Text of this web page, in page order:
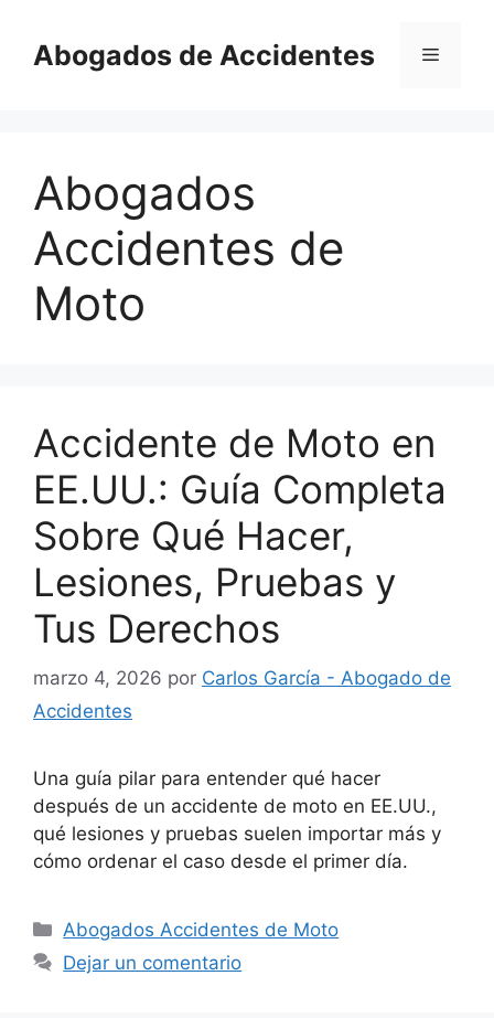
contenido
Abogados de Accidentes Menú
Abogados
Accidentes de
Moto
Accidente de Moto en
EE.UU.: Guía Completa
Sobre Qué Hacer,
Lesiones, Pruebas y
Tus Derechos
marzo 4, 2026 por Carlos García - Abogado de
Accidentes
Una guía pilar para entender qué hacer
después de un accidente de moto en EE.UU.,
qué lesiones y pruebas suelen importar más y
cómo ordenar el caso desde el primer día.
Categorías
Abogados Accidentes de Moto
Dejar un comentario